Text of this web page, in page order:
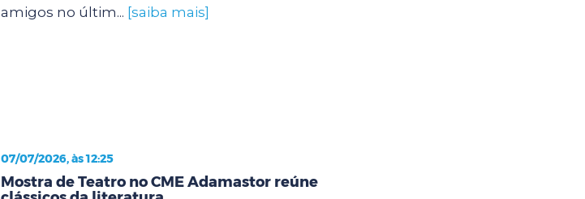
amigos no últim... [saiba mais]
07/07/2026, às 12:25
Mostra de Teatro no CME Adamastor reúne